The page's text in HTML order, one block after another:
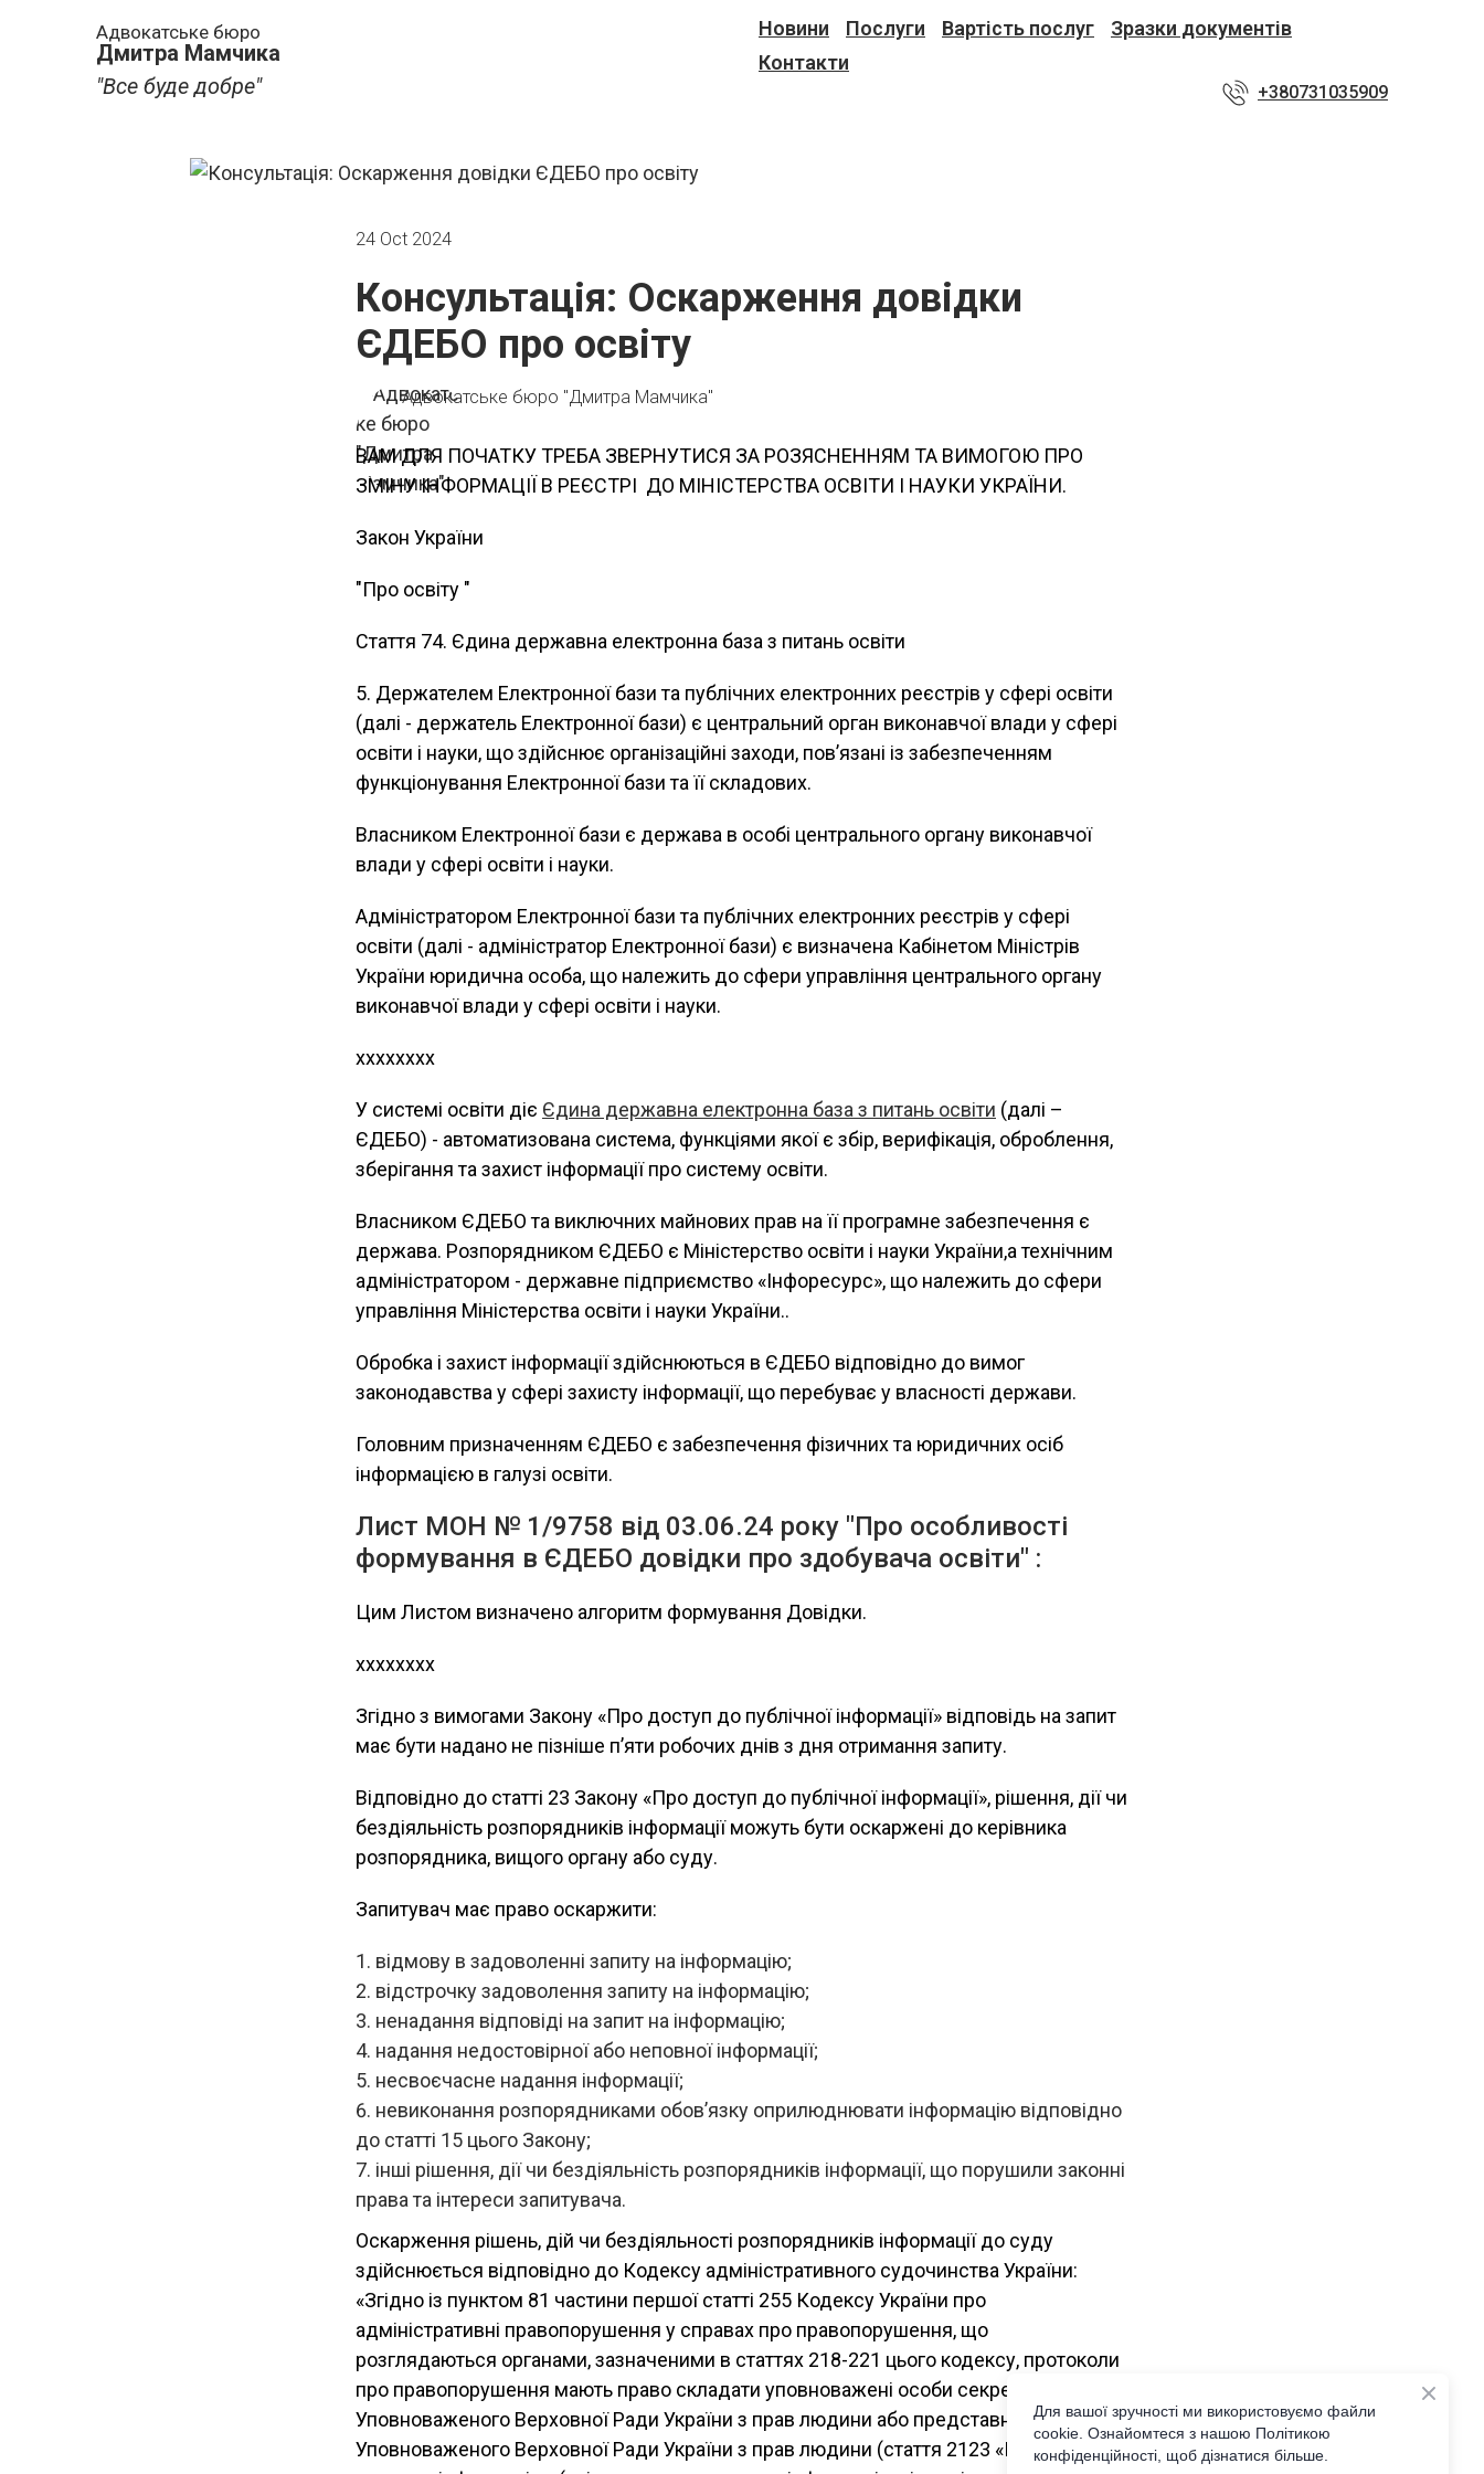
Адвокатське бюро
Дмитра Мамчика
"Все буде добре"
Новини Послуги Вартість послуг
Зразки документів
Контакти
+380731035909
24 Oct 2024
Консультація: Оскарження довідки
ЄДЕБО про освіту
Адвокатське бюро "Дмитра Мамчика"
ВАМ ДЛЯ ПОЧАТКУ ТРЕБА ЗВЕРНУТИСЯ ЗА РОЗЯСНЕННЯМ ТА ВИМОГОЮ ПРО
ЗМІНУ ІНФОРМАЦІЇ В РЕЄСТРІ ДО МІНІСТЕРСТВА ОСВІТИ І НАУКИ УКРАЇНИ.
Закон України
"Про освіту "
Стаття 74. Єдина державна електронна база з питань освіти
5. Держателем Електронної бази та публічних електронних реєстрів у сфері освіти
(далі - держатель Електронної бази) є центральний орган виконавчої влади у сфері
освіти і науки, що здійснює організаційні заходи, пов’язані із забезпеченням
функціонування Електронної бази та її складових.
Власником Електронної бази є держава в особі центрального органу виконавчої
влади у сфері освіти і науки.
Адміністратором Електронної бази та публічних електронних реєстрів у сфері
освіти (далі - адміністратор Електронної бази) є визначена Кабінетом Міністрів
України юридична особа, що належить до сфери управління центрального органу
виконавчої влади у сфері освіти і науки.
хххххххх
У системі освіти діє Єдина державна електронна база з питань освіти (далі –
ЄДЕБО) - автоматизована система, функціями якої є збір, верифікація, оброблення,
зберігання та захист інформації про систему освіти.
Власником ЄДЕБО та виключних майнових прав на її програмне забезпечення є
держава. Розпорядником ЄДЕБО є Міністерство освіти і науки України,а технічним
адміністратором - державне підприємство «Інфоресурс», що належить до сфери
управління Міністерства освіти і науки України..
Обробка і захист інформації здійснюються в ЄДЕБО відповідно до вимог
законодавства у сфері захисту інформації, що перебуває у власності держави.
Головним призначенням ЄДЕБО є забезпечення фізичних та юридичних осіб
інформацією в галузі освіти.
Лист МОН № 1/9758 від 03.06.24 року "Про особливості
формування в ЄДЕБО довідки про здобувача освіти" :
Цим Листом визначено алгоритм формування Довідки.
хххххххх
Згідно з вимогами Закону «Про доступ до публічної інформації» відповідь на запит
має бути надано не пізніше п’яти робочих днів з дня отримання запиту.
Відповідно до статті 23 Закону «Про доступ до публічної інформації», рішення, дії чи
бездіяльність розпорядників інформації можуть бути оскаржені до керівника
розпорядника, вищого органу або суду.
Запитувач має право оскаржити:
відмову в задоволенні запиту на інформацію;
відстрочку задоволення запиту на інформацію;
ненадання відповіді на запит на інформацію;
надання недостовірної або неповної інформації;
несвоєчасне надання інформації;
невиконання розпорядниками обов’язку оприлюднювати інформацію відповідно
до статті 15 цього Закону;
інші рішення, дії чи бездіяльність розпорядників інформації, що порушили законні
права та інтереси запитувача.
Оскарження рішень, дій чи бездіяльності розпорядників інформації до суду
здійснюється відповідно до Кодексу адміністративного судочинства України:
«Згідно із пунктом 81 частини першої статті 255 Кодексу України про
адміністративні правопорушення у справах про правопорушення, що
розглядаються органами, зазначеними в статтях 218-221 цього кодексу, протоколи
про правопорушення мають право складати уповноважені особи секретаріату
Уповноваженого Верховної Ради України з прав людини або представники
Уповноваженого Верховної Ради України з прав людини (стаття 2123 «Порушення
Для вашої зручності ми використовуємо файли
cookie. Ознайомтеся з нашою Політикою
конфіденційності, щоб дізнатися більше.